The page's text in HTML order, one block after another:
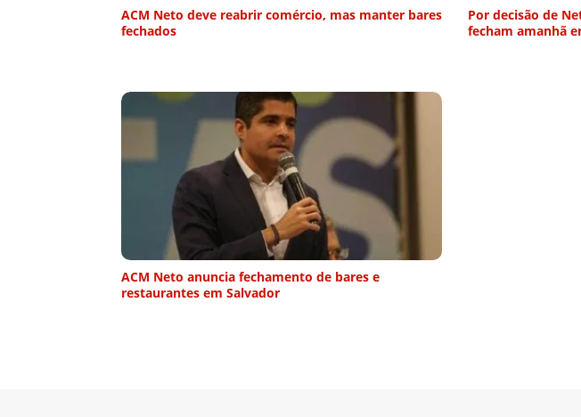
ACM Neto deve reabrir comércio, mas manter bares
fechados
Por decisão de
fecham amanhã
ACM Neto anuncia fechamento de bares e
restaurantes em Salvador